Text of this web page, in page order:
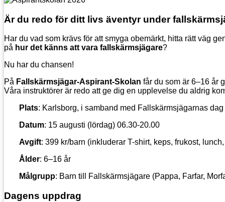
Är du redo för ditt livs äventyr under
Har du vad som krävs för att smyga obemärkt, hitta rätt väg
på hur det känns att vara fallskärmsjägare?
Nu har du chansen!
På Fallskärmsjägar-Aspirant-Skolan får du som är 6–16 år
Våra instruktörer är redo att ge dig en upplevelse du aldrig
Plats: Karlsborg, i samband med Fallskärmsjägarnas
Datum: 15 augusti (lördag) 06.30-20.00
Avgift: 399 kr/barn (inkluderar T-shirt, keps, frukost,
Ålder: 6–16 år
Målgrupp: Barn till Fallskärmsjägare (Pappa, Farfar,
Dagens uppdrag